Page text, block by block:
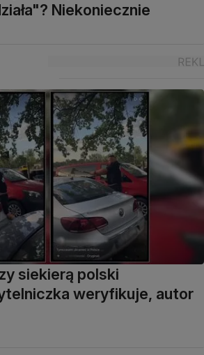
Niekoniecznie
siekierą polski
weryfikuje, autor